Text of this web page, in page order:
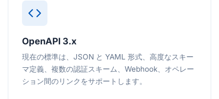
OpenAPI 3.x
現在の標準は、JSON と YAML 形式、高度なスキー
マ定義、複数の認証スキーム、Webhook、オペレー
ション間のリンクをサポートします。